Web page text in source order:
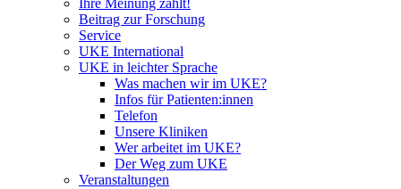
Ihre Meinung zählt!
Beitrag zur Forschung
Service
UKE International
UKE in leichter Sprache
Was machen wir im UKE?
Infos für Patienten:innen
Telefon
Unsere Kliniken
Wer arbeitet im UKE?
Der Weg zum UKE
Veranstaltungen